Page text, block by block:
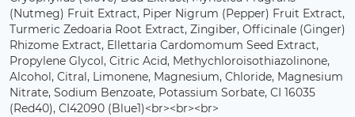
(Nutmeg) Fruit Extract, Piper Nigrum (Pepper) Fruit Extract,
Turmeric Zedoaria Root Extract, Zingiber, Officinale (Ginger)
Rhizome Extract, Ellettaria Cardomomum Seed Extract,
Propylene Glycol, Citric Acid, Methychloroisothiazolinone,
Alcohol, Citral, Limonene, Magnesium, Chloride, Magnesium
Nitrate, Sodium Benzoate, Potassium Sorbate, CI 16035
(Red40), CI42090 (Blue1)<br><br><br>